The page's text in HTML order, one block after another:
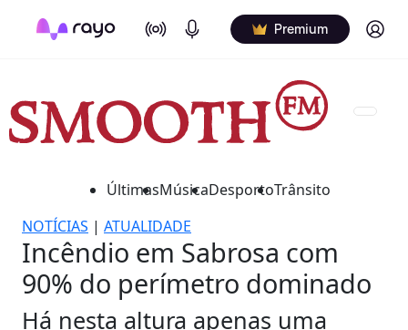
On Air Podcasts Premium Log in
ÚltimasMúsicaDesportoTrânsito
NOTÍCIAS | ATUALIDADE
Incêndio em Sabrosa com
90% do perímetro dominado
Há nesta altura apenas uma